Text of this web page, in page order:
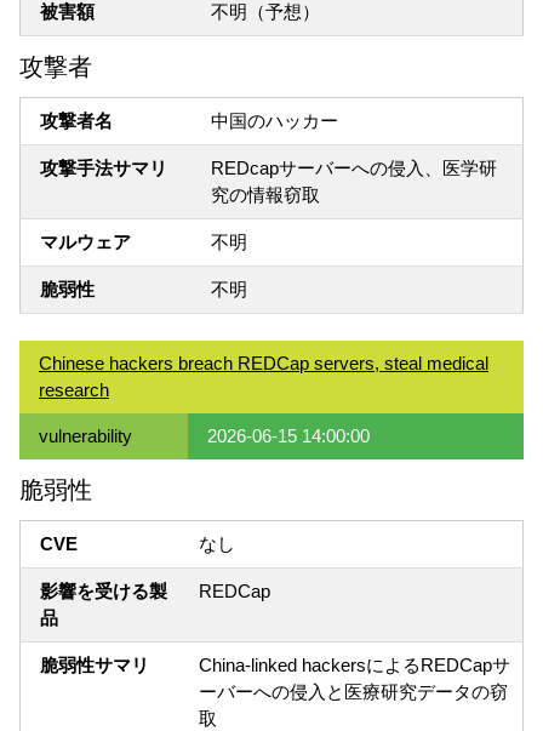
被害額 不明（予想）
攻撃者
攻撃者名 中国のハッカー
攻撃手法サマリ
REDcapサーバーへの侵入、医学研
究の情報窃取
マルウェア 不明
脆弱性 不明
Chinese hackers breach REDCap servers, steal medical
research
vulnerability 2026-06-15 14:00:00
脆弱性
CVE なし
影響を受ける製
品
REDCap
脆弱性サマリ
China-linked hackersによるREDCapサ
ーバーへの侵入と医療研究データの窃
取